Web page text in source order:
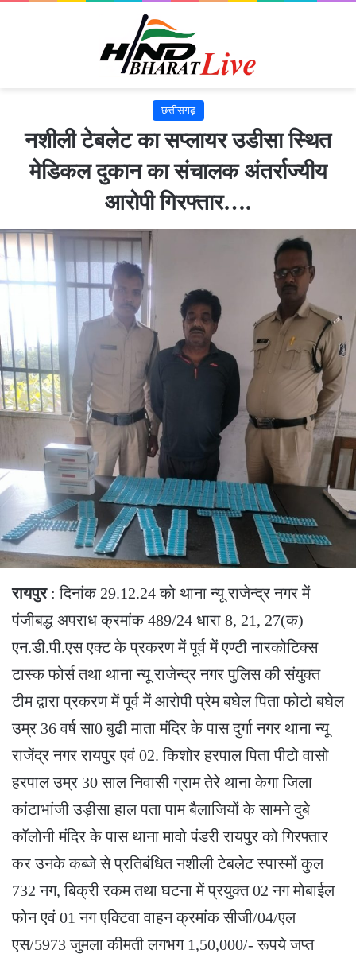
छत्तीसगढ़
नशीली टेबलेट का सप्लायर उडीसा स्थित
मेडिकल दुकान का संचालक अंतर्राज्यीय
आरोपी गिरफ्तार….
रायपुर: दिनांक 29.12.24 को थाना न्यू राजेन्द्र नगर में
पंजीबद्ध अपराध क्रमांक 489/24 धारा 8, 21, 27(क)
एन.डी.पी.एस एक्ट के प्रकरण में पूर्व में एण्टी नारकोटिक्स
टास्क फोर्स तथा थाना न्यू राजेन्द्र नगर पुलिस की संयुक्त
टीम द्वारा प्रकरण में पूर्व में आरोपी प्रेम बघेल पिता फोटो बघेल
उम्र 36 वर्ष सा0 बुढी माता मंदिर के पास दुर्गा नगर थाना न्यू
राजेंद्र नगर रायपुर एवं 02. किशोर हरपाल पिता पीटो वासो
हरपाल उम्र 30 साल निवासी ग्राम तेरे थाना केगा जिला
कांटाभांजी उड़ीसा हाल पता पाम बैलाजियों के सामने दुबे
कॉलोनी मंदिर के पास थाना मावो पंडरी रायपुर को गिरफ्तार
कर उनके कब्जे से प्रतिबंधित नशीली टेबलेट स्पास्मों कुल
732 नग, बिक्री रकम तथा घटना में प्रयुक्त 02 नग मोबाईल
फोन एवं 01 नग एक्टिवा वाहन क्रमांक सीजी/04/एल
एस/5973 जुमला कीमती लगभग 1,50,000/- रूपये जप्त